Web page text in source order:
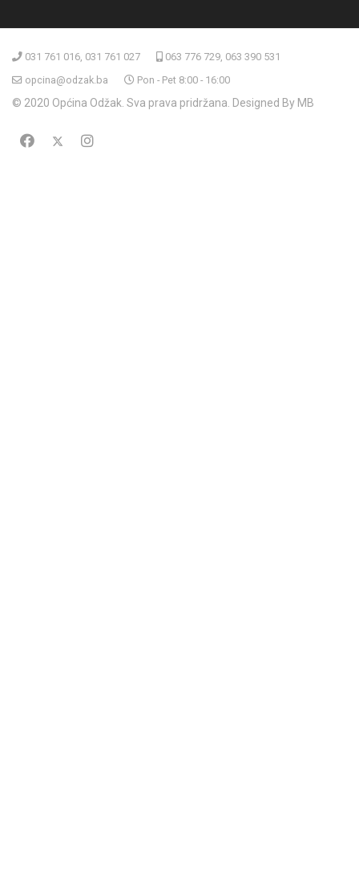
031 761 016, 031 761 027
063 776 729, 063 390 531
opcina@odzak.ba
Pon - Pet 8:00 - 16:00
© 2020 Općina Odžak. Sva prava pridržana. Designed By MB